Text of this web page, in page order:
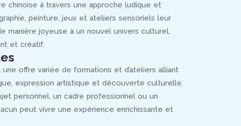
chinoise à travers une approche ludique et
peinture, jeux et ateliers sensoriels leur
manière joyeuse à un nouvel univers culturel,
et créatif.
offre variée de formations et d’ateliers alliant
expression artistique et découverte culturelle.
personnel, un cadre professionnel ou un
peut vivre une expérience enrichissante et